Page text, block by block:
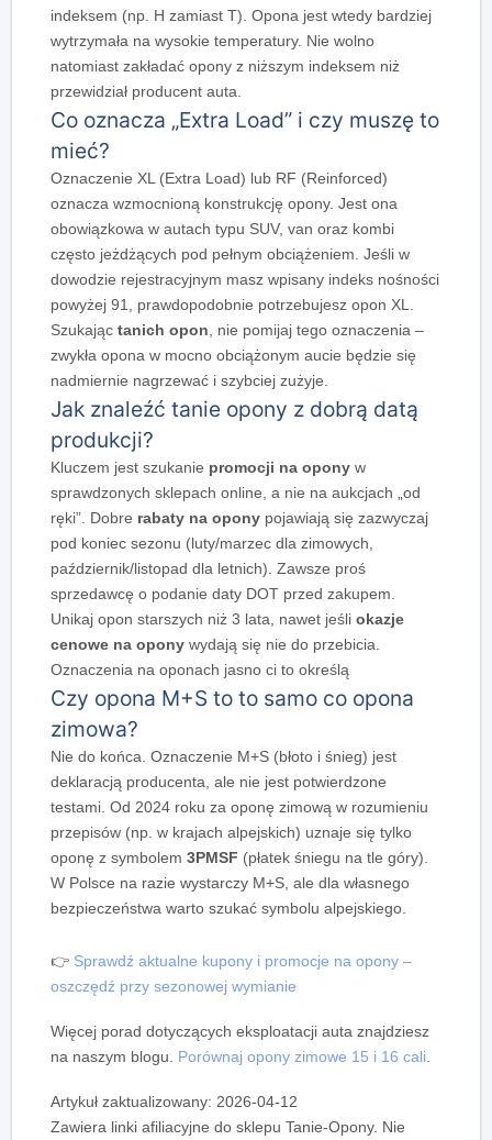
indeksem (np. H zamiast T). Opona jest wtedy bardziej
wytrzymała na wysokie temperatury. Nie wolno
natomiast zakładać opony z niższym indeksem niż
przewidział producent auta.
Co oznacza „Extra Load” i czy muszę to
mieć?
Oznaczenie XL (Extra Load) lub RF (Reinforced)
oznacza wzmocnioną konstrukcję opony. Jest ona
obowiązkowa w autach typu SUV, van oraz kombi
często jeżdżących pod pełnym obciążeniem. Jeśli w
dowodzie rejestracyjnym masz wpisany indeks nośności
powyżej 91, prawdopodobnie potrzebujesz opon XL.
Szukając tanich opon , nie pomijaj tego oznaczenia –
zwykła opona w mocno obciążonym aucie będzie się
nadmiernie nagrzewać i szybciej zużyje.
Jak znaleźć tanie opony z dobrą datą
produkcji?
Kluczem jest szukanie promocji na opony w
sprawdzonych sklepach online, a nie na aukcjach „od
ręki”. Dobre rabaty na opony pojawiają się zazwyczaj
pod koniec sezonu (luty/marzec dla zimowych,
październik/listopad dla letnich). Zawsze proś
sprzedawcę o podanie daty DOT przed zakupem.
Unikaj opon starszych niż 3 lata, nawet jeśli okazje
cenowe na opony wydają się nie do przebicia.
Oznaczenia na oponach jasno ci to określą
Czy opona M+S to to samo co opona
zimowa?
Nie do końca. Oznaczenie M+S (błoto i śnieg) jest
deklaracją producenta, ale nie jest potwierdzone
testami. Od 2024 roku za oponę zimową w rozumieniu
przepisów (np. w krajach alpejskich) uznaje się tylko
oponę z symbolem 3PMSF (płatek śniegu na tle góry).
W Polsce na razie wystarczy M+S, ale dla własnego
bezpieczeństwa warto szukać symbolu alpejskiego.
👉 Sprawdź aktualne kupony i promocje na opony –
oszczędź przy sezonowej wymianie
Więcej porad dotyczących eksploatacji auta znajdziesz
na naszym blogu. Porównaj opony zimowe 15 i 16 cali
Artykuł zaktualizowany: 2026-04-12
Zawiera linki afiliacyjne do sklepu Tanie-Opony. Nie